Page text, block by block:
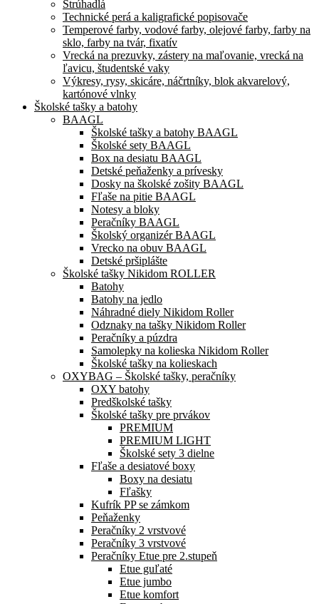
Strúhadlá
Technické perá a kaligrafické popisovače
Temperové farby, vodové farby, olejové farby, farby na
sklo, farby na tvár, fixatív
Vrecká na prezuvky, zástery na maľovanie, vrecká na
ľavicu, študentské vaky
Výkresy, rysy, skicáre, náčrtníky, blok akvarelový,
kartónové vlnky
Školské tašky a batohy
BAAGL
Školské tašky a batohy BAAGL
Školské sety BAAGL
Box na desiatu BAAGL
Detské peňaženky a prívesky
Dosky na školské zošity BAAGL
Fľaše na pitie BAAGL
Notesy a bloky
Peračníky BAAGL
Školský organizér BAAGL
Vrecko na obuv BAAGL
Detské pršiplášte
Školské tašky Nikidom ROLLER
Batohy
Batohy na jedlo
Náhradné diely Nikidom Roller
Odznaky na tašky Nikidom Roller
Peračníky a púzdra
Samolepky na kolieska Nikidom Roller
Školské tašky na kolieskach
OXYBAG – Školské tašky, peračníky
OXY batohy
Predškolské tašky
Školské tašky pre prvákov
PREMIUM
PREMIUM LIGHT
Školské sety 3 dielne
Fľaše a desiatové boxy
Boxy na desiatu
Fľašky
Kufrík PP se zámkom
Peňaženky
Peračníky 2 vrstvové
Peračníky 3 vrstvové
Peračníky Etue pre 2.stupeň
Etue guľaté
Etue jumbo
Etue komfort